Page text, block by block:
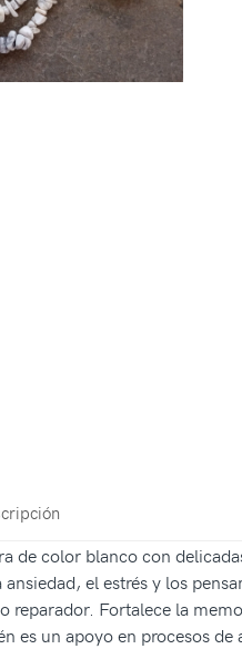
de color blanco con
el estrés y los
reparador. Fortalece la
es un apoyo en procesos